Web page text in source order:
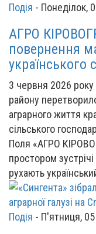
Подія - Понеділок,
АГРО
повернення
українського
3 червня 2026
району
аграрного життя
сільського
Поля «АГРО
простором
рухають
Подія - П'ятниця,